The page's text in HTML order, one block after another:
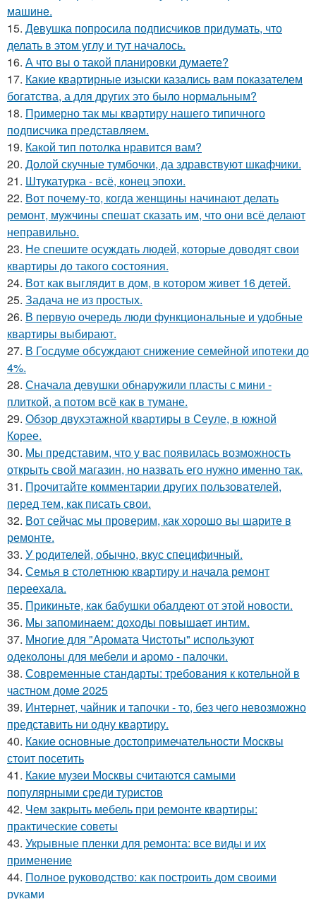
машине.
15. Девушка попросила подписчиков придумать, что
делать в этом углу и тут началось.
16. А что вы о такой планировки думаете?
17. Какие квартирные изыски казались вам показателем
богатства, а для других это было нормальным?
18. Примерно так мы квартиру нашего типичного
подписчика представляем.
19. Какой тип потолка нравится вам?
20. Долой скучные тумбочки, да здравствуют шкафчики.
21. Штукатурка - всё, конец эпохи.
22. Вот почему-то, когда женщины начинают делать
ремонт, мужчины спешат сказать им, что они всё делают
неправильно.
23. Не спешите осуждать людей, которые доводят свои
квартиры до такого состояния.
24. Вот как выглядит в дом, в котором живет 16 детей.
25. Задача не из простых.
26. В первую очередь люди функциональные и удобные
квартиры выбирают.
27. В Госдуме обсуждают снижение семейной ипотеки до
4%.
28. Сначала девушки обнаружили пласты с мини -
плиткой, а потом всё как в тумане.
29. Обзор двухэтажной квартиры в Сеуле, в южной
Корее.
30. Мы представим, что у вас появилась возможность
открыть свой магазин, но назвать его нужно именно так.
31. Прочитайте комментарии других пользователей,
перед тем, как писать свои.
32. Вот сейчас мы проверим, как хорошо вы шарите в
ремонте.
33. У родителей, обычно, вкус специфичный.
34. Семья в столетнюю квартиру и начала ремонт
переехала.
35. Прикиньте, как бабушки обалдеют от этой новости.
36. Мы запоминаем: доходы повышает интим.
37. Многие для "Аромата Чистоты" используют
одеколоны для мебели и аромо - палочки.
38. Современные стандарты: требования к котельной в
частном доме 2025
39. Интернет, чайник и тапочки - то, без чего невозможно
представить ни одну квартиру.
40. Какие основные достопримечательности Москвы
стоит посетить
41. Какие музеи Москвы считаются самыми
популярными среди туристов
42. Чем закрыть мебель при ремонте квартиры:
практические советы
43. Укрывные пленки для ремонта: все виды и их
применение
44. Полное руководство: как построить дом своими
руками